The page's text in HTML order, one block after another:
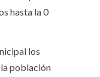
hasta la 0
los
la población